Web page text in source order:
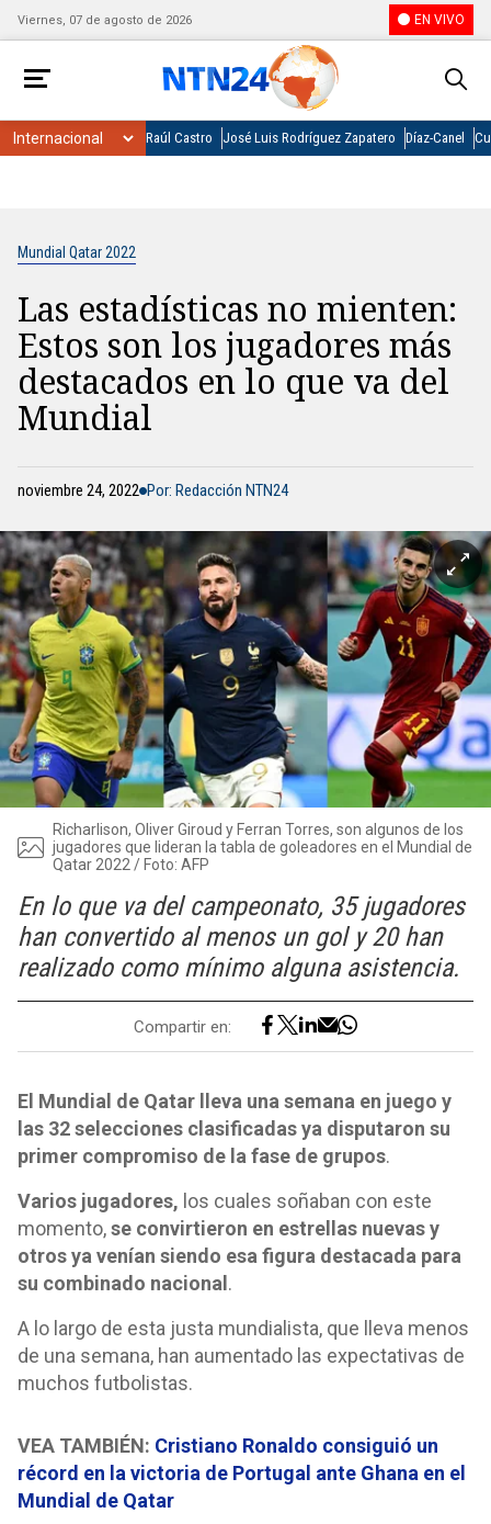
Viernes, 07 de agosto de 2026 EN VIVO
Raúl Castro José Luis Rodríguez Zapatero Díaz-Canel
Mundial Qatar 2022
Las estadísticas no mienten:
Estos son los jugadores más
destacados en lo que va del
Mundial
noviembre 24, 2022 Por: Redacción NTN24
Richarlison, Oliver Giroud y Ferran Torres, son algunos de los
jugadores que lideran la tabla de goleadores en el Mundial de
Qatar 2022 / Foto: AFP
En lo que va del campeonato, 35 jugadores
han convertido al menos un gol y 20 han
realizado como mínimo alguna asistencia.
Compartir en:
El Mundial de Qatar lleva una semana en juego y
las 32 selecciones clasificadas ya disputaron su
primer compromiso de la fase de grupos.
Varios jugadores, los cuales soñaban con este
momento,se convirtieron en estrellas nuevas y
otros ya venían siendo esa figura destacada para
su combinado nacional .
A lo largo de esta justa mundialista, que lleva menos
de una semana, han aumentado las expectativas de
muchos futbolistas.
VEA TAMBIÉN: Cristiano Ronaldo consiguió un
récord en la victoria de Portugal ante Ghana en el
Mundial de Qatar